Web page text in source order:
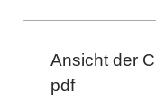
Ansicht der
pdf